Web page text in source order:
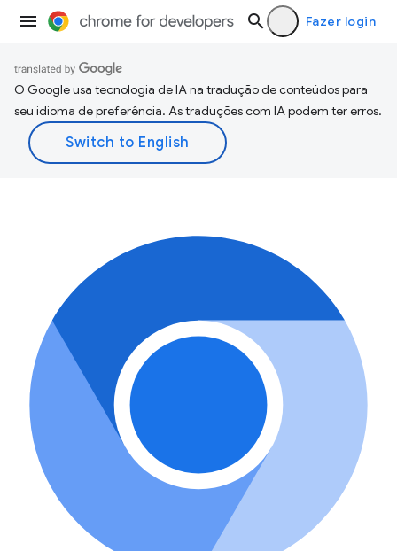
Fazer login
O Google usa tecnologia de IA na tradução de conteúdos para
seu idioma de preferência. As traduções com IA podem ter erros.